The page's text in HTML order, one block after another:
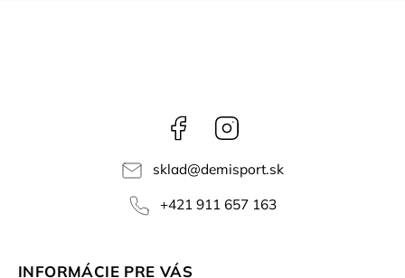
Facebook
sklad@demisport.sk
+421 911 657 163
INFORMÁCIE PRE VÁS